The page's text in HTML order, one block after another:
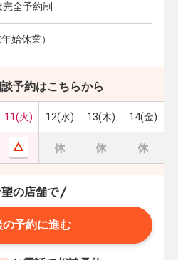
全予約制
始休業）
予約はこちらから
11(火) 12(水) 13(木) 14(金)
の店舗で
の予約に進む